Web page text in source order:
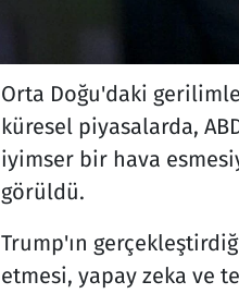
Orta Doğu'daki
küresel piyasalarda,
iyimser bir hava
görüldü.
Trump'ın
etmesi, yapay zeka ve